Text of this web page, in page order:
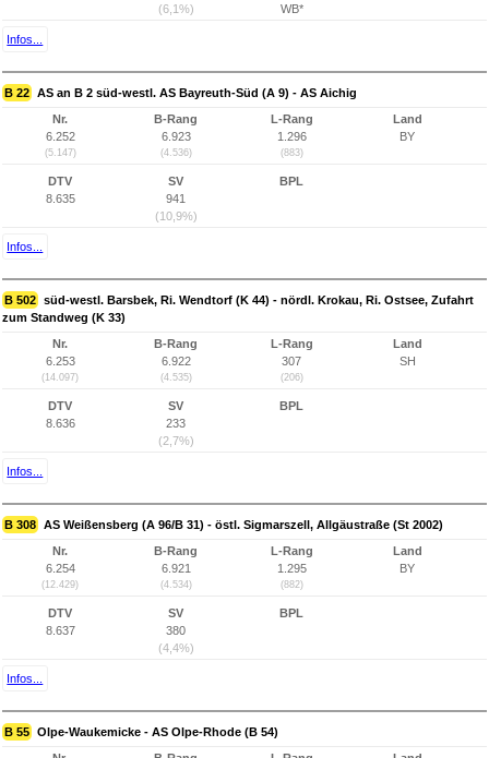
(6,1%)
WB*
Infos...
B 22 AS an B 2 süd-westl. AS Bayreuth-Süd (A 9) - AS Aichig
Nr.
6.252
(5.147)
B-Rang
6.923
(4.536)
L-Rang
1.296
(883)
Land
BY
DTV
8.635
SV
941
(10,9%)
BPL
Infos...
B 502 süd-westl. Barsbek, Ri. Wendtorf (K 44) - nördl. Krokau, Ri. Ostsee, Zufahrt
zum Standweg (K 33)
Nr.
6.253
(14.097)
B-Rang
6.922
(4.535)
L-Rang
307
(206)
Land
SH
DTV
8.636
SV
233
(2,7%)
BPL
Infos...
B 308 AS Weißensberg (A 96/B 31) - östl. Sigmarszell, Allgäustraße (St 2002)
Nr.
6.254
(12.429)
B-Rang
6.921
(4.534)
L-Rang
1.295
(882)
Land
BY
DTV
8.637
SV
380
(4,4%)
BPL
Infos...
B 55 Olpe-Waukemicke - AS Olpe-Rhode (B 54)